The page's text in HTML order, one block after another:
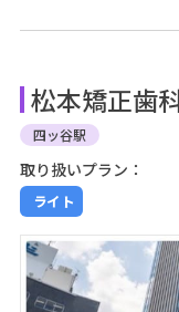
松本矯正歯
四ッ谷駅
取り扱いプラン：
ライト